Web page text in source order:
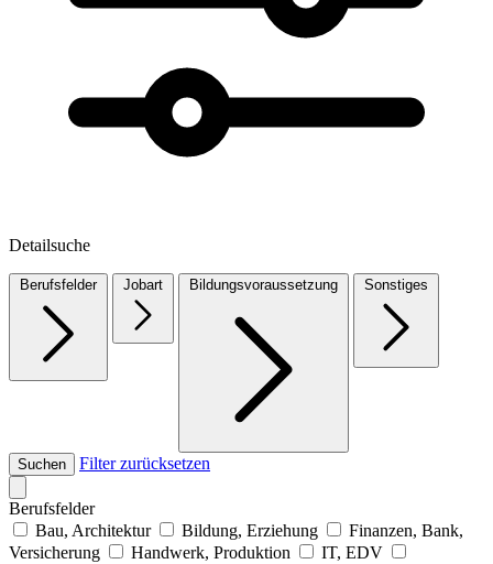
Detailsuche
Berufsfelder Jobart Bildungsvoraussetzung Sonstiges
Suchen Filter zurücksetzen
Berufsfelder
Bau, Architektur
Bildung, Erziehung
Finanzen, Bank,
Versicherung
Handwerk, Produktion
IT, EDV